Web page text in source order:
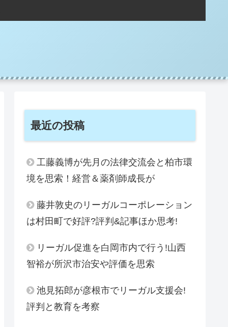
最近の投稿
工藤義博が先月の法律交流会と柏市環
境を思索！経営＆薬剤師成長が
藤井敦史のリーガルコーポレーション
は村田町で好評?評判&記事ほか思考!
リーガル促進を白岡市内で行う!山西
智裕が所沢市治安や評価を思索
池見拓郎が彦根市でリーガル支援会!
評判と教育を考察